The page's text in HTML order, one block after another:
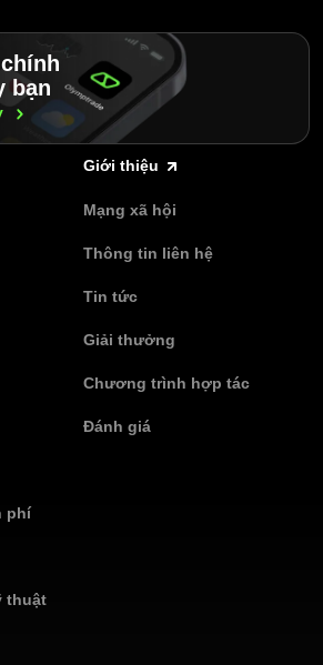
bạn
phí
thuật
Giới thiệu
Mạng xã hội
Thông tin liên hệ
Tin tức
Giải thưởng
Chương trình hợp tác
Đánh giá